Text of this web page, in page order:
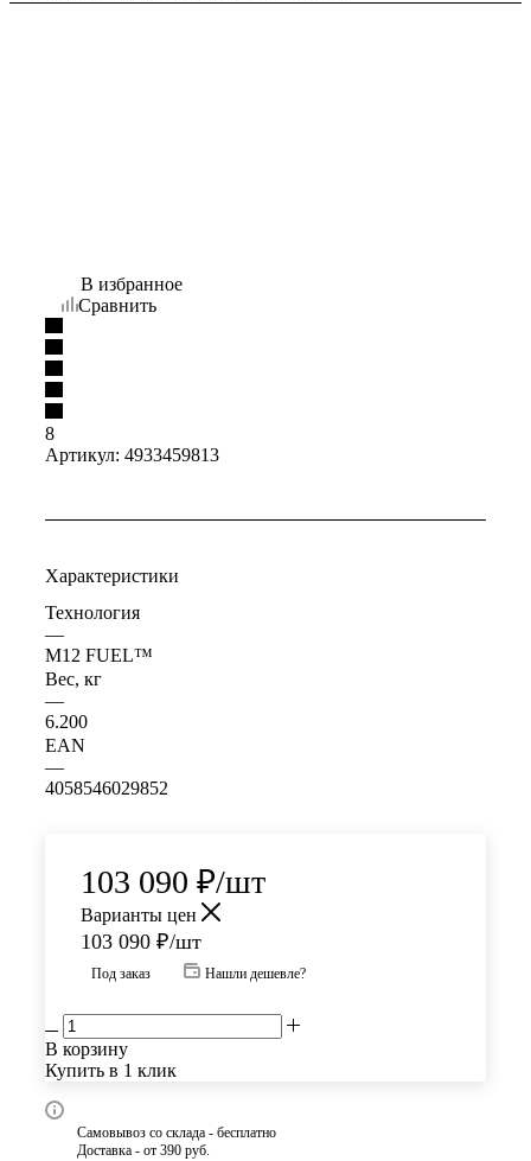
В избранное
Сравнить
8
Артикул: 4933459813
Характеристики
Технология
—
M12 FUEL™
Вес, кг
—
6.200
EAN
—
4058546029852
103 090 ₽/шт
Варианты цен
103 090 ₽/шт
Под заказ Нашли дешевле?
В корзину
Купить в 1 клик
Самовывоз со склада - бесплатно
Доставка - от 390 руб.